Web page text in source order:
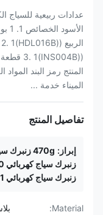
عدادات ربيعية للسياج
المنتج رمز البند
الميناء خدمة ...
تفاصيل المنتج
إبراز: 470g زنبرك سياج كهربائي
زنبرك سياج كهربائي Dia60 * 750
زنبرك سياج كهربائي ISO9001
Material: